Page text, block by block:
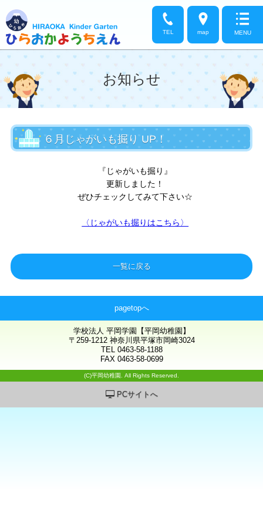
TEL map MENU
お知らせ
６月じゃがいも掘り UP！
『じゃがいも掘り』
更新しました！
ぜひチェックしてみて下さい☆
〈じゃがいも掘りはこちら〉
一覧に戻る
pagetopへ
学校法人 平岡学園【平岡幼稚園】
〒259-1212 神奈川県平塚市岡崎3024
TEL 0463-58-1188
FAX 0463-58-0699
(C)平岡幼稚園. All Rights Reserved.
PCサイトへ